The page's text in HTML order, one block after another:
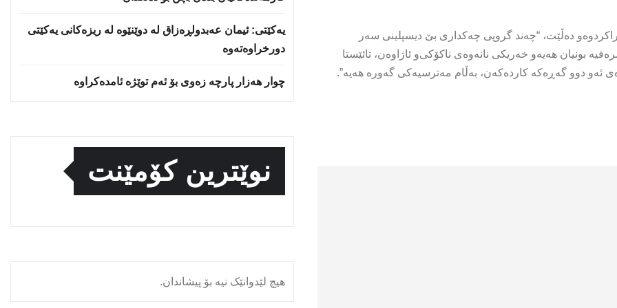
ده‌ڵێت، “چەند گروپى چه‌كدارى بێ دیسپلینى سه‌ر
هه‌یه‌و خەریکی نانه‌وه‌ى ناکۆکی‌و ئاژاوه‌ن، تائێستا
ئەو دوو گەڕەکە کاردەکەن، به‌ڵام مه‌ترسیه‌كى گه‌وره‌ هه‌یه‌”.
یه‌كێتی: ئیمان عه‌بدولڕه‌زاق له‌ دوێنێوه‌ له‌ ریزه‌كانی یه‌كێتی
دورخراوه‌ته‌وه‌
چوار هەزار پارچە زەوی بۆ ئەم توێژە ئامدەکراوە
نوێترین کۆمێنت
هیچ لێدوانێک نیە بۆ پیشاندان.